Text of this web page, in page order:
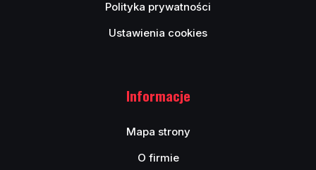
Polityka prywatności
Ustawienia cookies
Informacje
Mapa strony
O firmie